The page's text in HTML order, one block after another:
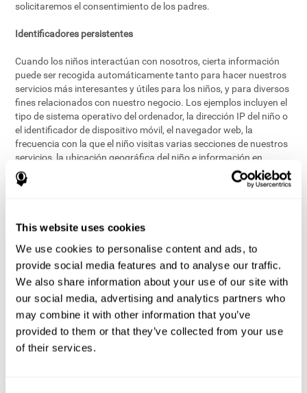
This website uses cookies
We use cookies to personalise content and ads, to
provide social media features and to analyse our traffic.
We also share information about your use of our site with
our social media, advertising and analytics partners who
may combine it with other information that you’ve
provided to them or that they’ve collected from your use
of their services.
solicitaremos el consentimiento de los padres.
Identificadores persistentes
Cuando los niños interactúan con nosotros, cierta información
puede ser recogida automáticamente tanto para hacer nuestros
servicios más interesantes y útiles para los niños, y para diversos
fines relacionados con nuestro negocio. Los ejemplos incluyen el
tipo de sistema operativo del ordenador, la dirección IP del niño o
el identificador de dispositivo móvil, el navegador web, la
frecuencia con la que el niño visitas varias secciones de nuestros
servicios, la ubicación geográfica del niño e información en
relación al proveedor de servicios en línea o móvil. Esta
información se recoge mediante tecnologías como cookies, flash
Estos datos son utilizados principalmente para fines internos,
proporcionar a los niños acceso a las funciones y actividades
personalizar el contenido y mejorar nuestros servicios
realizar investigaciones y análisis para abordar los resultados
de nuestros Servicios
generar informes anónimos para uso de CogniFit